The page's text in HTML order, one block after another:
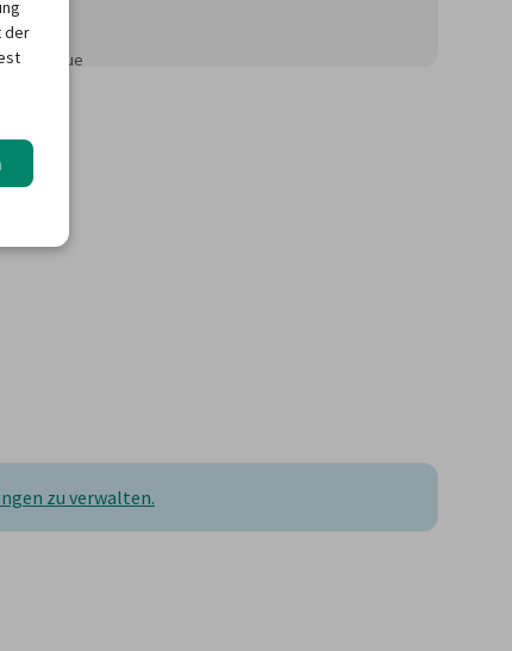
für neue
zu verwalten.
der